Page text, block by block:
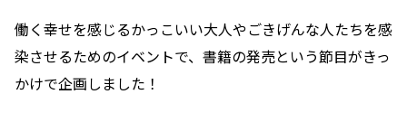
働く幸せを感じるかっこいい大人やごきげんな人たちを感
染させるためのイベントで、書籍の発売という節目がきっ
かけで企画しました！